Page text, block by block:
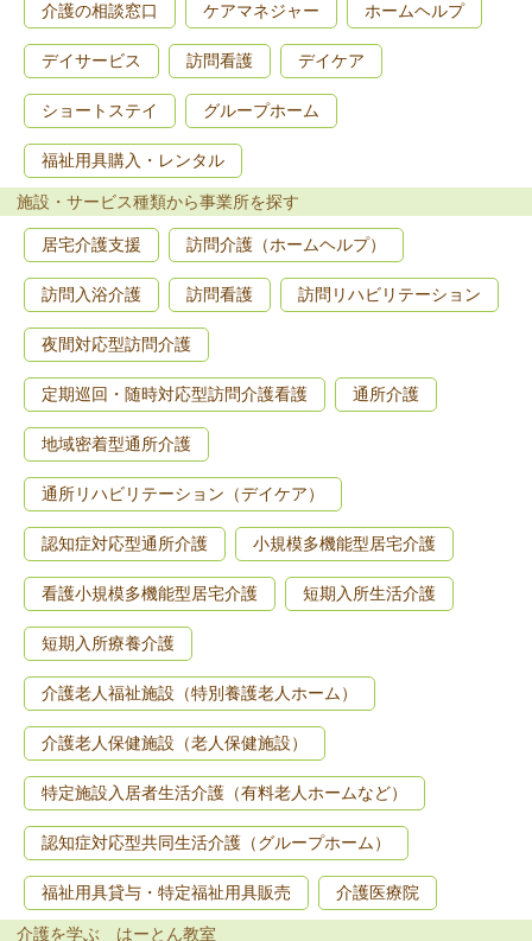
介護の相談窓口 ケアマネジャー ホームヘルプ
デイサービス 訪問看護 デイケア
ショートステイ グループホーム
福祉用具購入・レンタル
施設・サービス種類から事業所を探す
居宅介護支援 訪問介護（ホームヘルプ）
訪問入浴介護 訪問看護 訪問リハビリテーション
夜間対応型訪問介護
定期巡回・随時対応型訪問介護看護 通所介護
地域密着型通所介護
通所リハビリテーション（デイケア）
認知症対応型通所介護 小規模多機能型居宅介護
看護小規模多機能型居宅介護 短期入所生活介護
短期入所療養介護
介護老人福祉施設（特別養護老人ホーム）
介護老人保健施設（老人保健施設）
特定施設入居者生活介護（有料老人ホームなど）
認知症対応型共同生活介護（グループホーム）
福祉用具貸与・特定福祉用具販売 介護医療院
介護を学ぶ はーとん教室